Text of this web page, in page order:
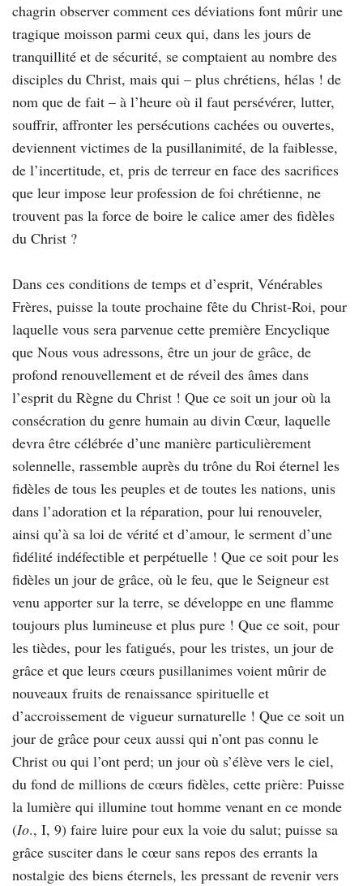
chagrin observer comment ces déviations font mûrir une
tragique moisson parmi ceux qui, dans les jours de
tranquillité et de sécurité, se comptaient au nombre des
disciples du Christ, mais qui – plus chrétiens, hélas ! de
nom que de fait – à l’heure où il faut persévérer, lutter,
souffrir, affronter les persécutions cachées ou ouvertes,
deviennent victimes de la pusillanimité, de la faiblesse,
de l’incertitude, et, pris de terreur en face des sacrifices
que leur impose leur profession de foi chrétienne, ne
trouvent pas la force de boire le calice amer des fidèles
du Christ ?
Dans ces conditions de temps et d’esprit, Vénérables
Frères, puisse la toute prochaine fête du Christ-Roi, pour
laquelle vous sera parvenue cette première Encyclique
que Nous vous adressons, être un jour de grâce, de
profond renouvellement et de réveil des âmes dans
l’esprit du Règne du Christ ! Que ce soit un jour où la
consécration du genre humain au divin Cœur, laquelle
devra être célébrée d’une manière particulièrement
solennelle, rassemble auprès du trône du Roi éternel les
fidèles de tous les peuples et de toutes les nations, unis
dans l’adoration et la réparation, pour lui renouveler,
ainsi qu’à sa loi de vérité et d’amour, le serment d’une
fidélité indéfectible et perpétuelle ! Que ce soit pour les
fidèles un jour de grâce, où le feu, que le Seigneur est
venu apporter sur la terre, se développe en une flamme
toujours plus lumineuse et plus pure ! Que ce soit, pour
les tièdes, pour les fatigués, pour les tristes, un jour de
grâce et que leurs cœurs pusillanimes voient mûrir de
nouveaux fruits de renaissance spirituelle et
d’accroissement de vigueur surnaturelle ! Que ce soit un
jour de grâce pour ceux aussi qui n’ont pas connu le
Christ ou qui l’ont perd; un jour où s’élève vers le ciel,
du fond de millions de cœurs fidèles, cette prière: Puisse
la lumière qui illumine tout homme venant en ce monde
(Io., I, 9) faire luire pour eux la voie du salut; puisse sa
grâce susciter dans le cœur sans repos des errants la
nostalgie des biens éternels, les pressant de revenir vers